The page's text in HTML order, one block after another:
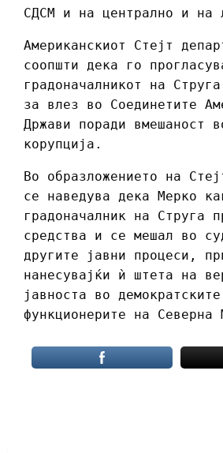
СДСМ и на централно и на
Американскиот Стејт
соопшти дека го
градоначалникот на
за влез во Соединетите
Држави поради вмешаност
корупција.
Во образложението на
се наведува дека Мерко
градоначалник на Струга
средства и се мешал во
другите јавни процеси,
нанесувајќи ѝ штета на
јавноста во
функционерите на Северна